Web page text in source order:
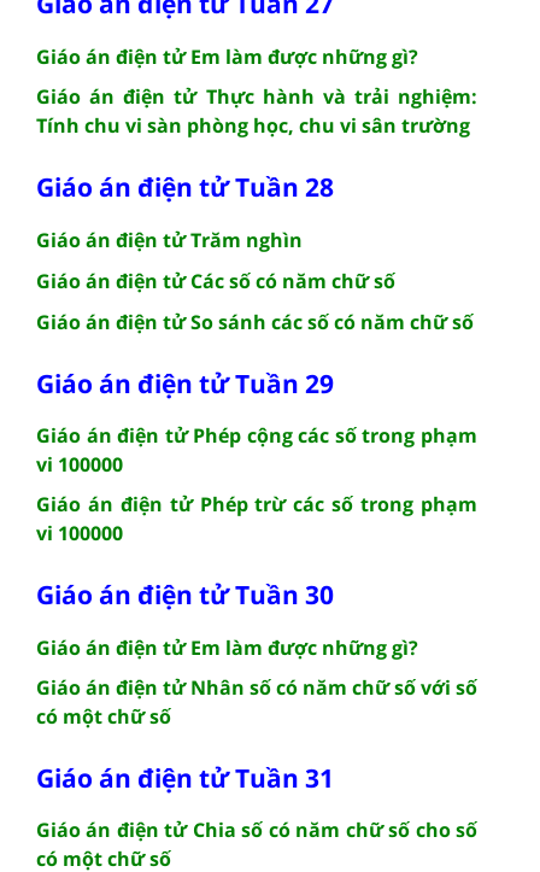
Giáo án điện tử Em làm được những gì?
Giáo án điện tử Thực hành và trải nghiệm:
Tính chu vi sàn phòng học, chu vi sân trường
Giáo án điện tử Tuần 28
Giáo án điện tử Trăm nghìn
Giáo án điện tử Các số có năm chữ số
Giáo án điện tử So sánh các số có năm chữ số
Giáo án điện tử Tuần 29
Giáo án điện tử Phép cộng các số trong phạm
vi 100000
Giáo án điện tử Phép trừ các số trong phạm
vi 100000
Giáo án điện tử Tuần 30
Giáo án điện tử Em làm được những gì?
Giáo án điện tử Nhân số có năm chữ số với số
có một chữ số
Giáo án điện tử Tuần 31
Giáo án điện tử Chia số có năm chữ số cho số
có một chữ số